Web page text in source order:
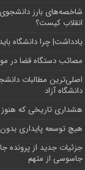
شاخصه‌های بارز دانشجوی
انقلاب کیست؟
یادداشت| چرا دانشگاه
مصائب دستگاه قضا در
اصلی‌ترین مطالبات
دانشگاه آز‌اد
هشداری تاریخی که
هیچ توسعه پایداری
جزئیات جدید از
جاسوسی از متهم